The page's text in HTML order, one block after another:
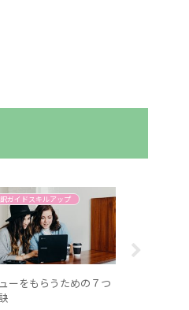
ガイドスキルアップ
ーをもらうための７つ